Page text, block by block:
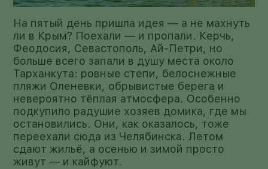
На пятый день пришла идея — а не махнуть
ли в Крым? Поехали — и пропали. Керчь,
Феодосия, Севастополь, Ай-Петри, но
больше всего запали в душу места около
Тарханкута: ровные степи, белоснежные
пляжи Оленевки, обрывистые берега и
невероятно тёплая атмосфера. Особенно
подкупило радушие хозяев домика, где мы
остановились. Они, как оказалось, тоже
переехали сюда из Челябинска. Летом
сдают жильё, а осенью и зимой просто
живут — и кайфуют.